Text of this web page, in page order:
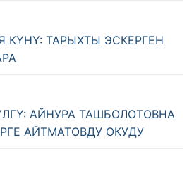
КҮНҮ: ТАРЫХТЫ ЭСКЕРГЕН
АЙНУРА ТАШБОЛОТОВНА
АЙТМАТОВДУ ОКУДУ